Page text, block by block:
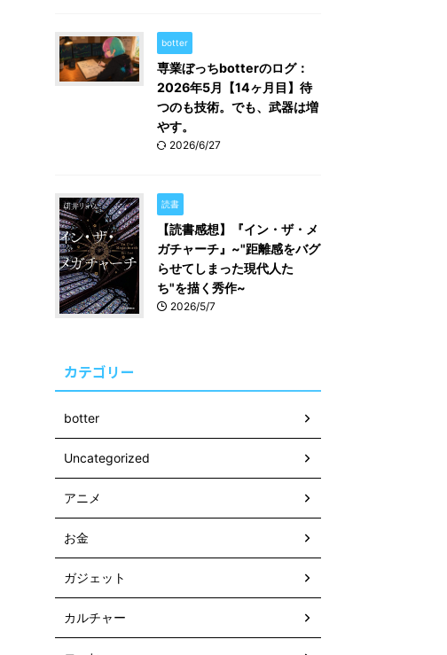
botter
専業ぼっちbotterのログ：
2026年5月【14ヶ月目】待
つのも技術。でも、武器は増
やす。
2026/6/27
読書
【読書感想】『イン・ザ・メ
ガチャーチ』~"距離感をバグ
らせてしまった現代人た
ち"を描く秀作~
2026/5/7
カテゴリー
botter
Uncategorized
アニメ
お金
ガジェット
カルチャー